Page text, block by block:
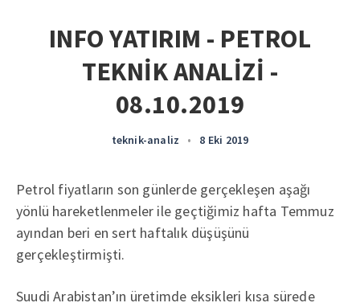
INFO YATIRIM - PETROL
TEKNİK ANALİZİ -
08.10.2019
teknik-analiz • 8 Eki 2019
Petrol fiyatların son günlerde gerçekleşen aşağı
yönlü hareketlenmeler ile geçtiğimiz hafta Temmuz
ayından beri en sert haftalık düşüşünü
gerçekleştirmişti.
Suudi Arabistan’ın üretimde eksikleri kısa sürede